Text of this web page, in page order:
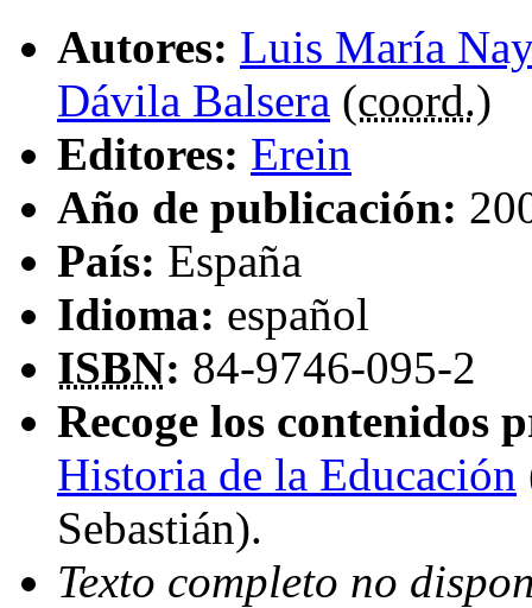
Autores: Luis María
Dávila Balsera (coord.)
Editores: Erein
Año de publicación:
País: España
Idioma: español
ISBN: 84-9746-095-2
Recoge los contenidos
Historia de la Educación
Sebastián).
Texto completo no